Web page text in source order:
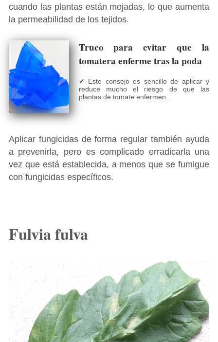
cuando las plantas están mojadas, lo que aumenta
la permeabilidad de los tejidos.
Truco para evitar que la
tomatera enferme tras la poda
✔ Este consejo es sencillo de aplicar y
reduce mucho el riesgo de que las
plantas de tomate enfermen...
Aplicar fungicidas de forma regular también ayuda
a prevenirla, pero es complicado erradicarla una
vez que está establecida, a menos que se fumigue
con fungicidas específicos.
Fulvia fulva